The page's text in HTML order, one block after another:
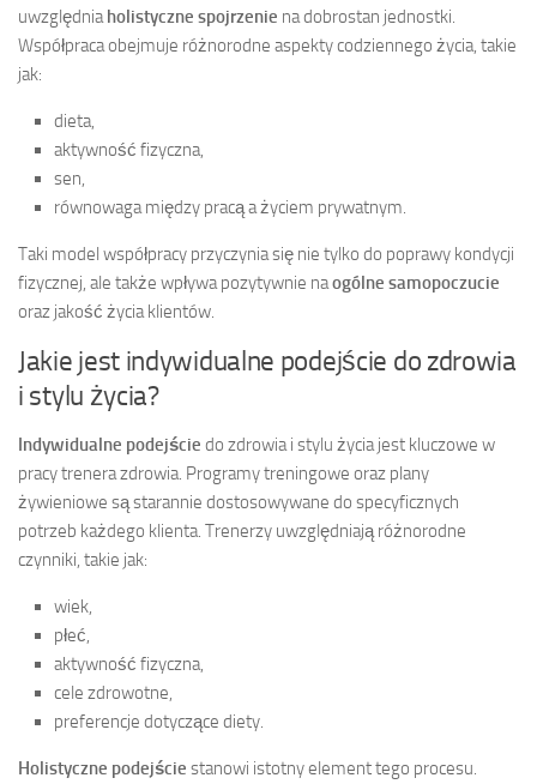
uwzględniaholistyczne spojrzenie na dobrostan jednostki.
Współpraca obejmuje różnorodne aspekty codziennego życia, takie
jak:
dieta,
aktywność fizyczna,
sen,
równowaga między pracą a życiem prywatnym.
Taki model współpracy przyczynia się nie tylko do poprawy kondycji
fizycznej, ale także wpływa pozytywnie naogólne samopoczucie
oraz jakość życia klientów.
Jakie jest indywidualne podejście do zdrowia
i stylu życia?
Indywidualne podejście do zdrowia i stylu życia jest kluczowe w
pracy trenera zdrowia. Programy treningowe oraz plany
żywieniowe są starannie dostosowywane do specyficznych
potrzeb każdego klienta. Trenerzy uwzględniają różnorodne
czynniki, takie jak:
wiek,
płeć,
aktywność fizyczna,
cele zdrowotne,
preferencje dotyczące diety.
Holistyczne podejście stanowi istotny element tego procesu.